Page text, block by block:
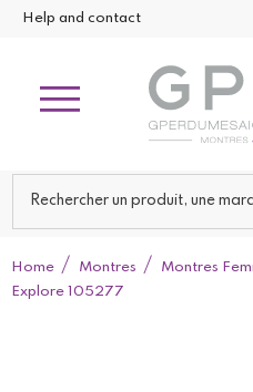
Help and contact
Home Montres Montres
Explore 105277